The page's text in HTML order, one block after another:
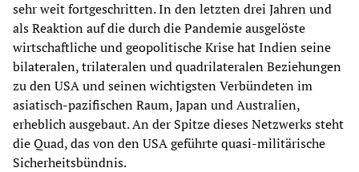
sehr weit fortgeschritten. In den letzten drei Jahren und
als Reaktion auf die durch die Pandemie ausgelöste
wirtschaftliche und geopolitische Krise hat Indien seine
bilateralen, trilateralen und quadrilateralen Beziehungen
zu den USA und seinen wichtigsten Verbündeten im
asiatisch-pazifischen Raum, Japan und Australien,
erheblich ausgebaut. An der Spitze dieses Netzwerks steht
die Quad, das von den USA geführte quasi-militärische
Sicherheitsbündnis.